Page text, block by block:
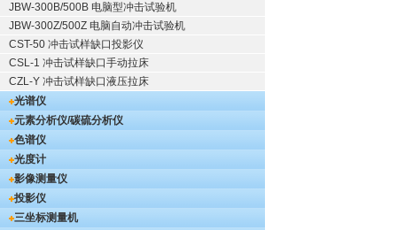
JBW-300B/500B 电脑型冲击试验机
JBW-300Z/500Z 电脑自动冲击试验机
CST-50 冲击试样缺口投影仪
CSL-1 冲击试样缺口手动拉床
CZL-Y 冲击试样缺口液压拉床
光谱仪
元素分析仪/碳硫分析仪
色谱仪
光度计
影像测量仪
投影仪
三坐标测量机